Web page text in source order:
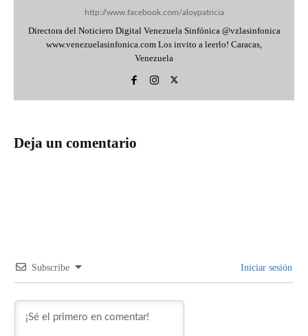
http://www.facebook.com/aloypatricia
Directora del Noticiero Digital Venezuela Sinfónica @vzlasinfonica
www.venezuelasinfonica.com Los invito a leerlo! Caracas,
Venezuela
Deja un comentario
Subscribe Iniciar sesión